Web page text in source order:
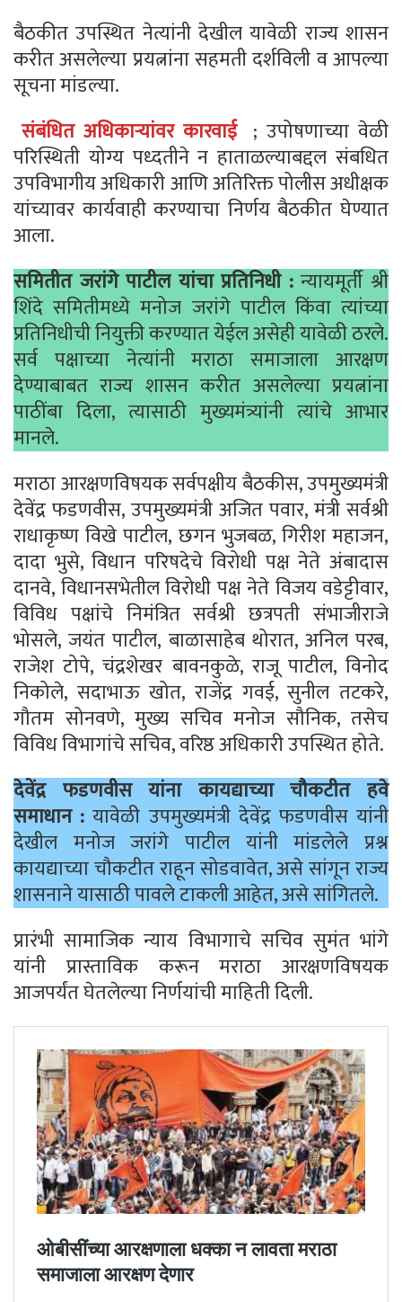
बैठकीत उपस्थित नेत्यांनी देखील यावेळी राज्य शासन
करीत असलेल्या प्रयत्नांना सहमती दर्शविली व आपल्या
सूचना मांडल्या.
संबंधित अधिकाऱ्यांवर कारवाई ; उपोषणाच्या वेळी
परिस्थिती योग्य पध्दतीने न हाताळल्याबद्दल संबधित
उपविभागीय अधिकारी आणि अतिरिक्त पोलीस अधीक्षक
यांच्यावर कार्यवाही करण्याचा निर्णय बैठकीत घेण्यात
आला.
समितीत जरांगे पाटील यांचा प्रतिनिधी :न्यायमूर्ती श्री
शिंदे समितीमध्ये मनोज जरांगे पाटील किंवा त्यांच्या
प्रतिनिधीची नियुक्ती करण्यात येईल असेही यावेळी ठरले.
सर्व पक्षाच्या नेत्यांनी मराठा समाजाला आरक्षण
देण्याबाबत राज्य शासन करीत असलेल्या प्रयत्नांना
पाठींबा दिला, त्यासाठी मुख्यमंत्र्यांनी त्यांचे आभार
मानले.
मराठा आरक्षणविषयक सर्वपक्षीय बैठकीस, उपमुख्यमंत्री
देवेंद्र फडणवीस, उपमुख्यमंत्री अजित पवार, मंत्री सर्वश्री
राधाकृष्ण विखे पाटील, छगन भुजबळ, गिरीश महाजन,
दादा भुसे, विधान परिषदेचे विरोधी पक्ष नेते अंबादास
दानवे, विधानसभेतील विरोधी पक्ष नेते विजय वडेट्टीवार,
विविध पक्षांचे निमंत्रित सर्वश्री छत्रपती संभाजीराजे
भोसले, जयंत पाटील, बाळासाहेब थोरात, अनिल परब,
राजेश टोपे, चंद्रशेखर बावनकुळे, राजू पाटील, विनोद
निकोले, सदाभाऊ खोत, राजेंद्र गवई, सुनील तटकरे,
गौतम सोनवणे, मुख्य सचिव मनोज सौनिक, तसेच
विविध विभागांचे सचिव, वरिष्ठ अधिकारी उपस्थित होते.
देवेंद्र फडणवीस यांना कायद्याच्या चौकटीत हवे
समाधान : यावेळी उपमुख्यमंत्री देवेंद्र फडणवीस यांनी
देखील मनोज जरांगे पाटील यांनी मांडलेले प्रश्न
कायद्याच्या चौकटीत राहून सोडवावेत, असे सांगून राज्य
शासनाने यासाठी पावले टाकली आहेत, असे सांगितले.
प्रारंभी सामाजिक न्याय विभागाचे सचिव सुमंत भांगे
यांनी प्रास्ताविक करून मराठा आरक्षणविषयक
आजपर्यंत घेतलेल्या निर्णयांची माहिती दिली.